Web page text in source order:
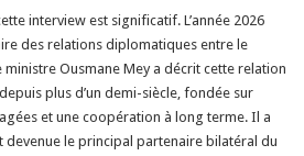
interview est significatif. L’année 2026
des relations diplomatiques entre le
ministre Ousmane Mey a décrit cette relation
plus d’un demi-siècle, fondée sur
et une coopération à long terme. Il a
devenue le principal partenaire bilatéral du